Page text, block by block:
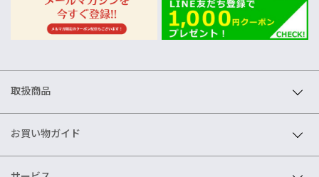
取扱商品
お買い物ガイド